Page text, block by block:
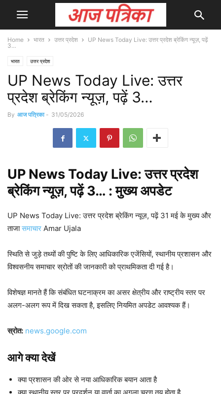
Home भारत उत्तर प्रदेश
UP News Today Live: उत्तर प्रदेश ब्रेकिंग न्यूज़, पढ़ें
3…
भारत उत्तर प्रदेश
UP News Today Live: उत्तर
प्रदेश ब्रेकिंग न्यूज़, पढ़ें 3…
By आज पत्रिका - 31/05/2026
UP News Today Live: उत्तर प्रदेश
ब्रेकिंग न्यूज़, पढ़ें 3… : मुख्यअपडेट
UP News Today Live: उत्तर प्रदेश ब्रेकिंग न्यूज़, पढ़ें 31 मई के मुख्य और
ताजासमाचार Amar Ujala
स्थिति से जुड़े तथ्यों की पुष्टि के लिए आधिकारिक एजेंसियों, स्थानीय प्रशासन और
विश्वसनीय समाचार स्रोतों की जानकारी को प्राथमिकता दी गई है।
विशेषज्ञ मानते हैं कि संबंधित घटनाक्रम का असर क्षेत्रीय और राष्ट्रीय स्तर पर
अलग-अलग रूप में दिख सकता है, इसलिए नियमित अपडेट आवश्यक हैं।
स्रोत: news.google.com
आगे क्या देखें
क्या प्रशासन की ओर से नया आधिकारिक बयान आता है